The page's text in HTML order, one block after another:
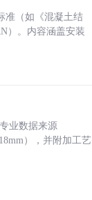
准（如《混凝土结
）。内容涵盖安装
业数据来源
），并附加工艺